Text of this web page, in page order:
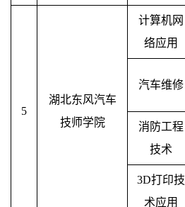
5
湖北东风汽车
技师学院
计算机网
络应用
汽车维修
消防工程
技术
3D打印技
术应用